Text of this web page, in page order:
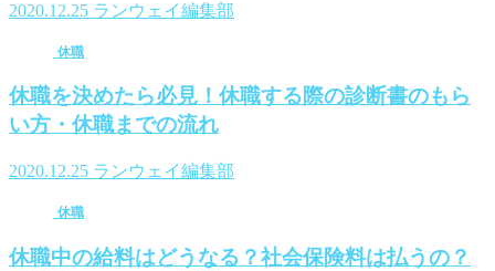
2020.12.25 ランウェイ編集部
休職
休職を決めたら必見！休職する際の診断書のもら
い方・休職までの流れ
2020.12.25 ランウェイ編集部
休職
休職中の給料はどうなる？社会保険料は払うの？